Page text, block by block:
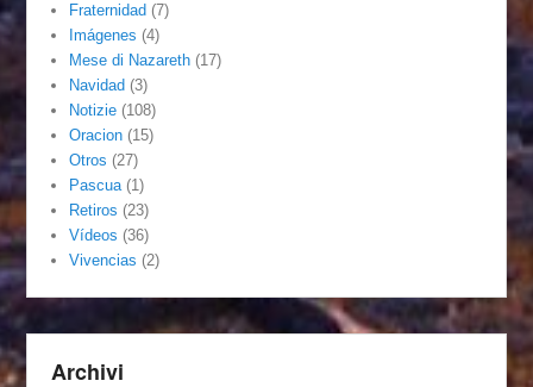
Fraternidad (7)
Imágenes (4)
Mese di Nazareth (17)
Navidad (3)
Notizie (108)
Oracion (15)
Otros (27)
Pascua (1)
Retiros (23)
Vídeos (36)
Vivencias (2)
Archivi